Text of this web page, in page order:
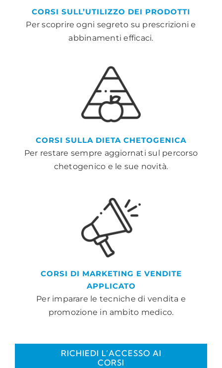
CORSI SULL’UTILIZZO DEI PRODOTTI
Per scoprire ogni segreto su prescrizioni e
abbinamenti efficaci.
CORSI SULLA DIETA CHETOGENICA
Per restare sempre aggiornati sul percorso
chetogenico e le sue novità.
CORSI DI MARKETING E VENDITE
APPLICATO
Per imparare le tecniche di vendita e
promozione in ambito medico.
RICHIEDI L’ACCESSO AI
CORSI